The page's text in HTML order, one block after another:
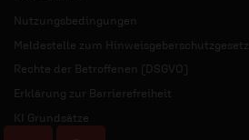
Nutzungsbedingungen
Meldestelle zum Hinweisgeberschutzgesetz
Rechte der Betroffenen (DSGVO)
Erklärung zur Barrierefreiheit
KI Grundsätze